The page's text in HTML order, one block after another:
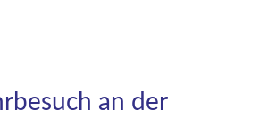
an der